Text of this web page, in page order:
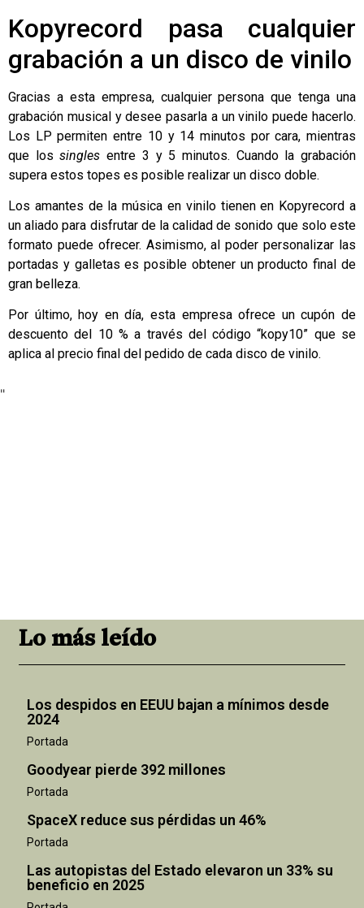
Kopyrecord pasa cualquier
grabación a un disco de vinilo
Gracias a esta empresa, cualquier persona que tenga una
grabación musical y desee pasarla a un vinilo puede hacerlo.
Los LP permiten entre 10 y 14 minutos por cara, mientras
que lossinglesentre 3 y 5 minutos. Cuando la grabación
supera estos topes es posible realizar un disco doble.
Los amantes de la música en vinilo tienen en Kopyrecord a
un aliado para disfrutar de la calidad de sonido que solo este
formato puede ofrecer. Asimismo, al poder personalizar las
portadas y galletas es posible obtener un producto final de
gran belleza.
Por último, hoy en día, esta empresa ofrece un cupón de
descuento del 10 % a través del código “kopy10” que se
aplica al precio final del pedido de cada disco de vinilo.
"
Lo más leído
Los despidos en EEUU bajan a mínimos desde
2024
Portada
Goodyear pierde 392 millones
Portada
SpaceX reduce sus pérdidas un 46%
Portada
Las autopistas del Estado elevaron un 33% su
beneficio en 2025